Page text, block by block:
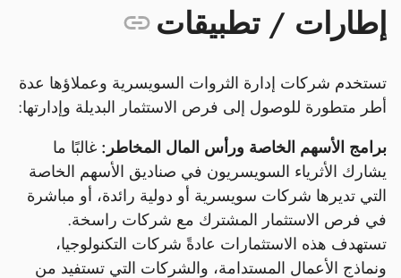
إطارات / تطبيقات
تستخدم شركات إدارة الثروات السويسرية وعملاؤها عدة
أطر متطورة للوصول إلى فرص الاستثمار البديلة وإدارتها:
برامج الأسهم الخاصة ورأس المال المخاطر: غالبًا ما
يشارك الأثرياء السويسريون في صناديق الأسهم الخاصة
التي تديرها شركات سويسرية أو دولية رائدة، أو مباشرة
في فرص الاستثمار المشترك مع شركات راسخة.
تستهدف هذه الاستثمارات عادةً شركات التكنولوجيا،
ونماذج الأعمال المستدامة، والشركات التي تستفيد من